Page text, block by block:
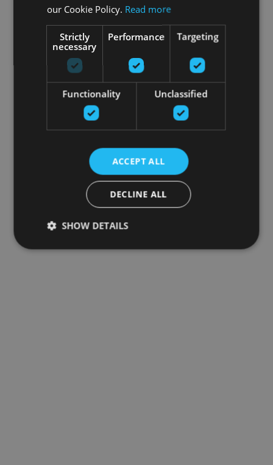
our Cookie Policy. Read more
Strictly
necessary
Performance Targeting
Functionality Unclassified
ACCEPT ALL
DECLINE ALL
SHOW DETAILS